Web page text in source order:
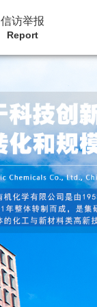
信访举报
Report